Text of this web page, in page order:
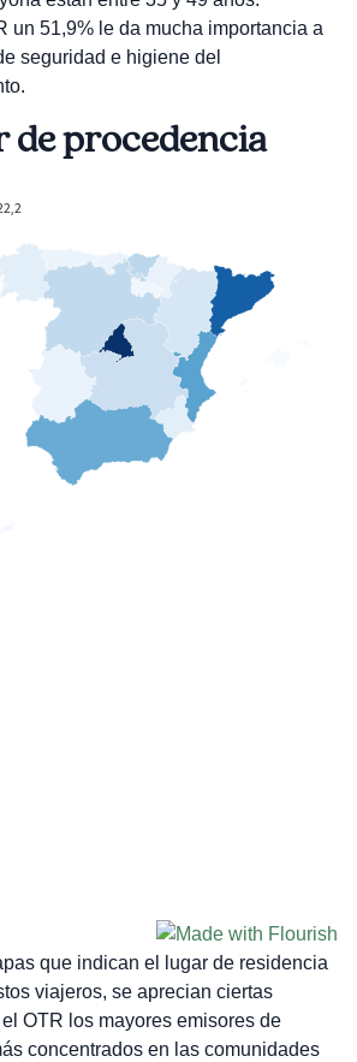
un 51,9% le da mucha importancia a
seguridad e higiene del
de procedencia
que indican el lugar de residencia
viajeros, se aprecian ciertas
OTR los mayores emisores de
concentrados en las comunidades